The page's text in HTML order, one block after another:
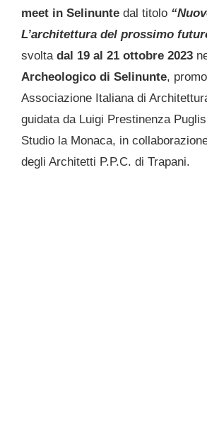
meet in Selinunte dal titolo
L’architettura del prossimo
svoltadal 19 al 21 ottobre 2023
Archeologico di Selinunte,
Associazione Italiana di
guidata da Luigi Prestinenza
Studio la Monaca, in
degli Architetti P.P.C. di Trapani.